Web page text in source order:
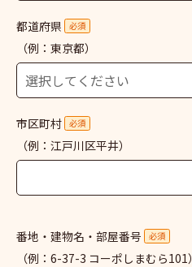
都道府県 必須
（例：東京都）
市区町村 必須
（例：江戸川区平井）
番地・建物名・部屋番号 必須
（例：6-37-3 コーポしまむら101）